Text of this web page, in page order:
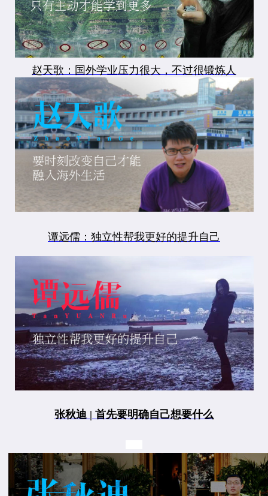
赵天歌：国外学业压力很大，不过很锻炼人
谭远儒：独立性帮我更好的提升自己
张秋迪 | 首先要明确自己想要什么